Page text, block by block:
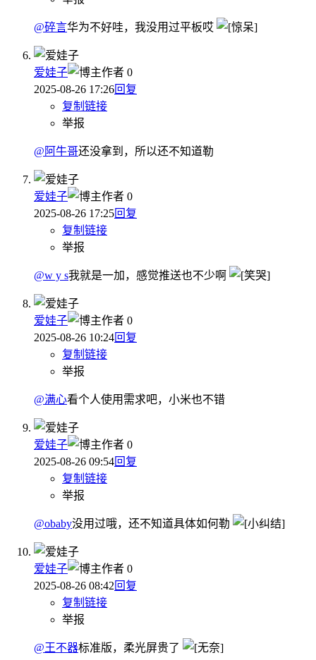
@碎言华为不好哇，我没用过平板哎
爱娃子 作者 0
2025-08-26 17:26回复
复制链接
举报
@阿牛哥还没拿到，所以还不知道勒
爱娃子 作者 0
2025-08-26 17:25回复
复制链接
举报
@w y s我就是一加，感觉推送也不少啊
爱娃子 作者 0
2025-08-26 10:24回复
复制链接
举报
@满心看个人使用需求吧，小米也不错
爱娃子 作者 0
2025-08-26 09:54回复
复制链接
举报
@obaby没用过哦，还不知道具体如何勒
爱娃子 作者 0
2025-08-26 08:42回复
复制链接
举报
@王不器标准版，柔光屏贵了